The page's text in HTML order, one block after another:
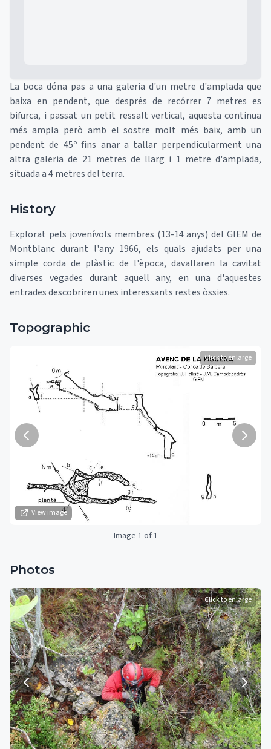
La boca dóna pas a una galeria d'un metre d'amplada que
baixa en pendent, que després de recórrer 7 metres es
bifurca, i passat un petit ressalt vertical, aquesta continua
més ampla però amb el sostre molt més baix, amb un
pendent de 45º fins anar a tallar perpendicularment una
altra galeria de 21 metres de llarg i 1 metre d'amplada,
situada a 4 metres del terra.
History
Explorat pels jovenívols membres (13-14 anys) del GIEM de
Montblanc durant l'any 1966, els quals ajudats per una
simple corda de plàstic de l'època, davallaren la cavitat
diverses vegades durant aquell any, en una d'aquestes
entrades descobriren unes interessants restes òssies.
Topographic
View image
Click to enlarge
Image 1 of 1
Photos
Click to enlarge